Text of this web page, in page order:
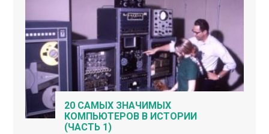
20 САМЫХ ЗНАЧИМЫХ
КОМПЬЮТЕРОВ В ИСТОРИИ
(ЧАСТЬ 1)